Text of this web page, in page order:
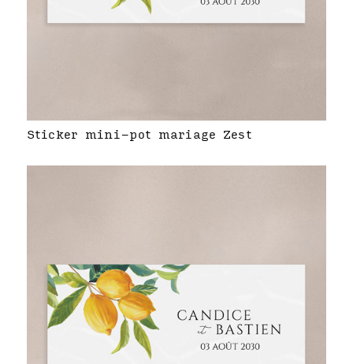
Sticker mini-pot mariage Zest